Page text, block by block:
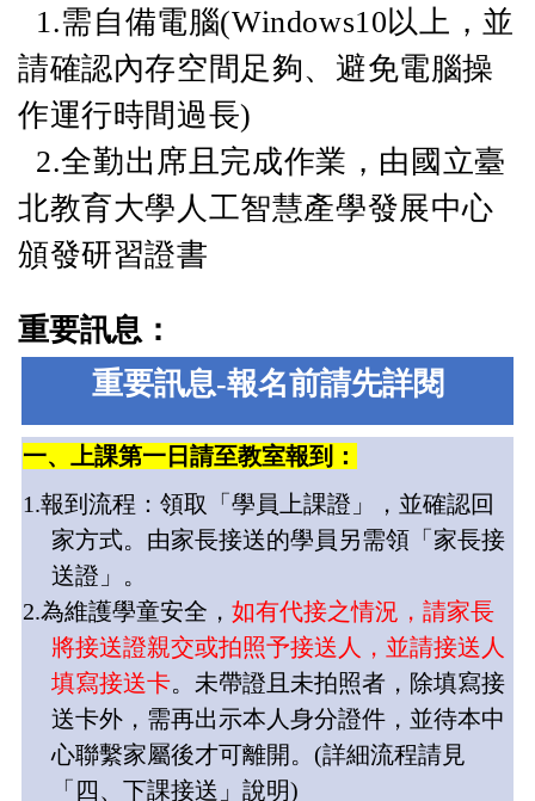
1.需自備電腦(Windows10以上，並
請確認內存空間足夠、避免電腦操
作運行時間過長)
2.全勤出席且完成作業，由國立臺
北教育大學人工智慧產學發展中心
頒發研習證書
重要訊息：
重要訊息-報名前請先詳閱
一、上課第一日 請至教室報到 ：
1.報到流程：領取「學員上課證」，並確認回
家方式。由家長接送的學員另需領「家長接
送證」。
2.為維護學童安全， 如有代接之情況，請家長
將接送證親交或拍照予接送人，並請接送人
填寫接送卡。未帶證且未拍照者，除填寫接
送卡外，需再出示本人身分證件，並待本中
心聯繫家屬後才可離開。 (詳細流程請見
「四、下課接送」說明)